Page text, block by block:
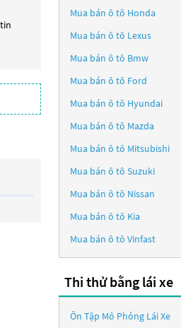
Mua bán ô tô Honda
Mua bán ô tô Lexus
Mua bán ô tô Bmw
Mua bán ô tô Ford
Mua bán ô tô Hyundai
Mua bán ô tô Mazda
Mua bán ô tô Mitsubishi
Mua bán ô tô Suzuki
Mua bán ô tô Nissan
Mua bán ô tô Kia
Mua bán ô tô Vinfast
Thi thử bằng lái xe
Ôn Tập Mô Phỏng Lái Xe